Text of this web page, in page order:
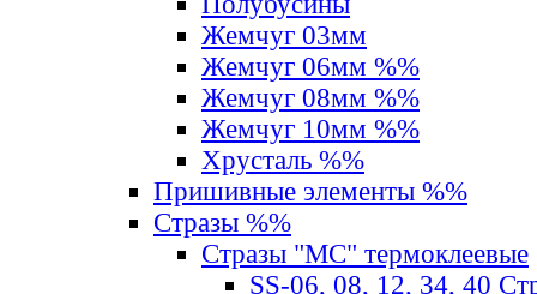
Жемчуг 03мм
Жемчуг 06мм %%
Жемчуг 08мм %%
Жемчуг 10мм %%
Хрусталь %%
Пришивные элементы %%
Стразы %%
Стразы "MС" термоклеевые
SS-06, 08, 12, 34, 40